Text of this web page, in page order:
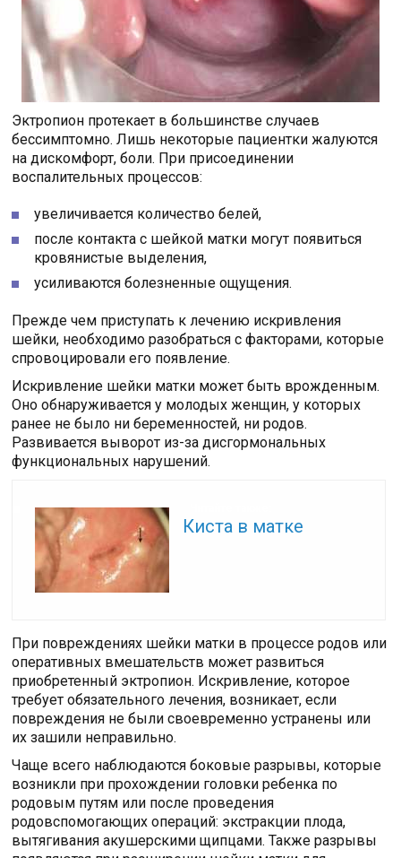
Эктропион протекает в большинстве случаев
бессимптомно. Лишь некоторые пациентки жалуются
на дискомфорт, боли. При присоединении
воспалительных процессов:
увеличивается количество белей,
после контакта с шейкой матки могут появиться
кровянистые выделения,
усиливаются болезненные ощущения.
Прежде чем приступать к лечению искривления
шейки, необходимо разобраться с факторами, которые
спровоцировали его появление.
Искривление шейки матки может быть врожденным.
Оно обнаруживается у молодых женщин, у которых
ранее не было ни беременностей, ни родов.
Развивается выворот из-за дисгормональных
функциональных нарушений.
Киста в матке
При повреждениях шейки матки в процессе родов или
оперативных вмешательств может развиться
приобретенный эктропион. Искривление, которое
требует обязательного лечения, возникает, если
повреждения не были своевременно устранены или
их зашили неправильно.
Чаще всего наблюдаются боковые разрывы, которые
возникли при прохождении головки ребенка по
родовым путям или после проведения
родовспомогающих операций: экстракции плода,
вытягивания акушерскими щипцами. Также разрывы